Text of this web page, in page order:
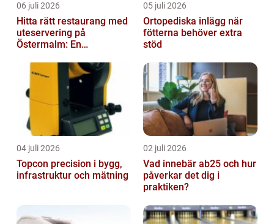
06 juli 2026
Hitta rätt restaurang med
uteservering på
Östermalm: En
i solen
05 juli 2026
Ortopediska inlägg när
fötterna behöver extra
stöd
04 juli 2026
Topcon precision i bygg,
infrastruktur och mätning
02 juli 2026
Vad innebär ab25 och hur
påverkar det dig i
praktiken?